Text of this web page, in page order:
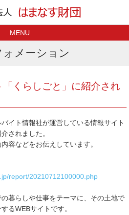
MENU
ォメーション
くらしごと」に紹介され
イト情報社が運営している情報サイト
介されました。
容などをお伝えしています。
report/20210712100000.php
の暮らしや仕事をテーマに、その土地で
るWEBサイトです。